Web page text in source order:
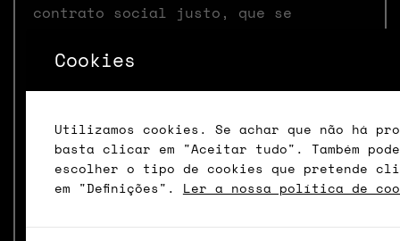
contrato social justo, que se
se reforce a nossa independência
o máximo de participantes. Nunca
deverá ser uma elite, muito menos
tecnológica, a gerir e a decidir o
tratados como essas individualidades,
Cookies
Utilizamos cookies. Se achar que não há
basta clicar em "Aceitar tudo". Também pode
escolher o tipo de cookies que pretende
em "Definições". Ler a nossa política de